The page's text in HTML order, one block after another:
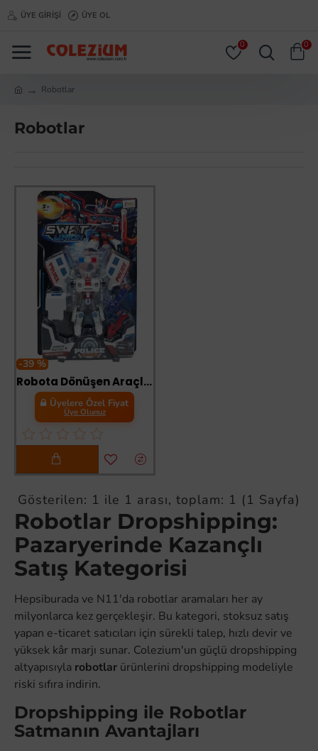
ÜYE GIRIŞI ÜYE OL
0 0
Robotlar
Robotlar
-39 %
Robota Dönüşen Araçlar - SD-8 - 1 ADET
Üyelere Özel Fiyat
Üye Olunuz
Gösterilen: 1 ile 1 arası, toplam: 1 (1 Sayfa)
Robotlar Dropshipping:
Pazaryerinde Kazançlı
Satış Kategorisi
Hepsiburada ve N11'da robotlar aramaları her ay
milyonlarca kez gerçekleşir. Bu kategori, stoksuz satış
yapan e-ticaret satıcıları için sürekli talep, hızlı devir ve
yüksek kâr marjı sunar. Colezium'un güçlü dropshipping
altyapısıyla robotlar ürünlerini dropshipping modeliyle
riski sıfıra indirin.
Dropshipping ile Robotlar
Satmanın Avantajları